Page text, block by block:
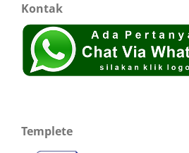
Kontak
Templete